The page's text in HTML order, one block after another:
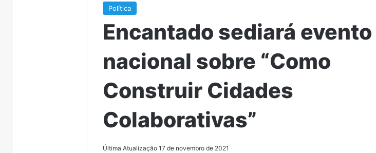
Política
Encantado sediará evento
nacional sobre “Como
Construir Cidades
Colaborativas”
Última Atualização 17 de novembro de 2021